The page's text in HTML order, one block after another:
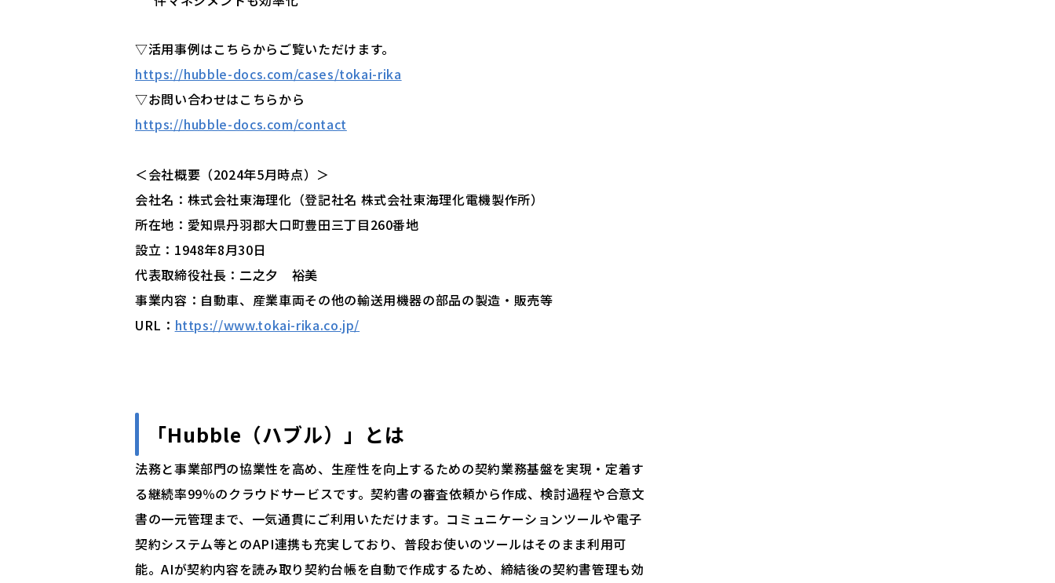
▽活用事例はこちらからご覧いただけます。
https://hubble-docs.com/cases/tokai-rika
▽お問い合わせはこちらから
https://hubble-docs.com/contact
＜会社概要（2024年5月時点）＞
会社名：株式会社東海理化（登記社名 株式会社東海理化電機製作所）
所在地：愛知県丹羽郡大口町豊田三丁目260番地
設立：1948年8月30日
代表取締役社長：二之夕 裕美
事業内容：自動車、産業車両その他の輸送用機器の部品の製造・販売等
URL： https://www.tokai-rika.co.jp/
「Hubble（ハブル）」 とは
法務と事業部門の協業性を高め、生産性を向上するための契約業務基盤を実現・定着す
る継続率99％のクラウドサービスです。契約書の審査依頼から作成、検討過程や合意文
書の一元管理まで、一気通貫にご利用いただけます。コミュニケーションツールや電子
契約システム等とのAPI連携も充実しており、普段お使いのツールはそのまま利用可
能。AIが契約内容を読み取り契約台帳を自動で作成するため、締結後の契約書管理も効